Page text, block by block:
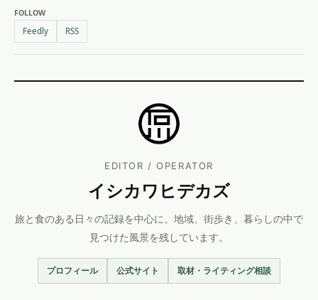
FOLLOW
Feedly RSS
EDITOR / OPERATOR
イシカワヒデカズ
旅と食のある日々の記録を中心に、地域、街歩き、暮らしの中で
見つけた風景を残しています。
プロフィール 公式サイト 取材・ライティング相談